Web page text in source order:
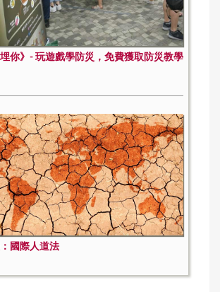
埋你》- 玩遊戲學防災，免費獲取防災教學
國際人道法